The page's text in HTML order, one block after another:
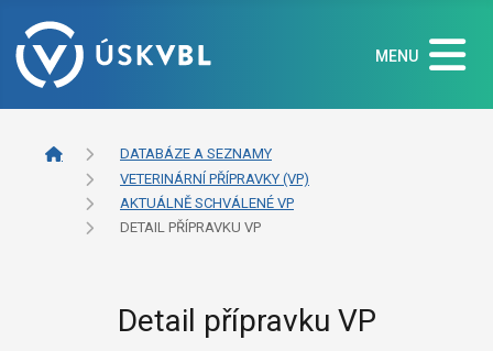
MENU
DATABÁZE A SEZNAMY
VETERINÁRNÍ PŘÍPRAVKY (VP)
AKTUÁLNĚ SCHVÁLENÉ VP
DETAIL PŘÍPRAVKU VP
Detail přípravku VP